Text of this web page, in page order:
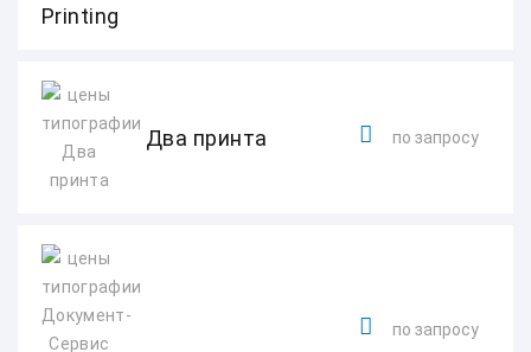
Printing
Два принта по запросу
по запросу